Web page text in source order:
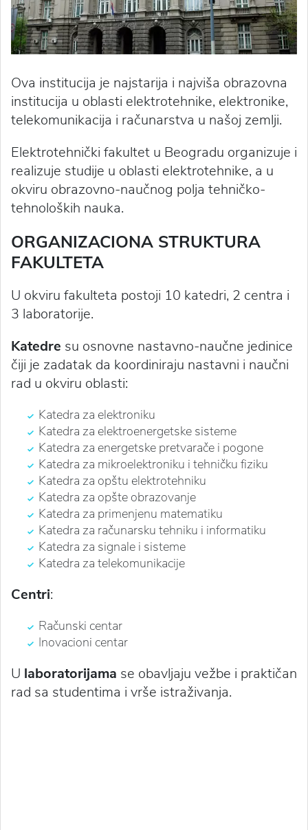
Ova institucija je najstarija i najviša obrazovna
institucija u oblasti elektrotehnike, elektronike,
telekomunikacija i računarstva u našoj zemlji.
Elektrotehnički fakultet u Beogradu organizuje i
realizuje studije u oblasti elektrotehnike, a u
okviru obrazovno-naučnog polja tehničko-
tehnoloških nauka.
ORGANIZACIONA STRUKTURA
FAKULTETA
U okviru fakulteta postoji 10 katedri, 2 centra i
3 laboratorije.
Katedre su osnovne nastavno-naučne jedinice
čiji je zadatak da koordiniraju nastavni i naučni
rad u okviru oblasti:
Katedra za elektroniku
Katedra za elektroenergetske sisteme
Katedra za energetske pretvarače i pogone
Katedra za mikroelektroniku i tehničku fiziku
Katedra za opštu elektrotehniku
Katedra za opšte obrazovanje
Katedra za primenjenu matematiku
Katedra za računarsku tehniku i informatiku
Katedra za signale i sisteme
Katedra za telekomunikacije
Centri:
Računski centar
Inovacioni centar
U laboratorijama se obavljaju vežbe i praktičan
rad sa studentima i vrše istraživanja.